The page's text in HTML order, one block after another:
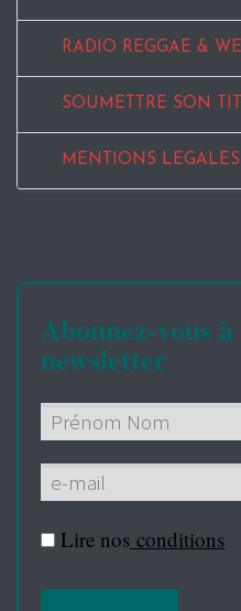
RADIO REGGAE &
SOUMETTRE SON
MENTIONS LEGALES
Abonnez-vous
newsletter
Lire nos conditions